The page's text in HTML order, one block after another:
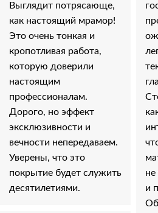
Выглядит потрясающе,
как настоящий мрамор!
Это очень тонкая и
кропотливая работа,
которую доверили
настоящим
профессионалам.
Дорого, но эффект
эксклюзивности и
вечности непередаваем.
Уверены, что это
покрытие будет служить
десятилетиями.
не
и